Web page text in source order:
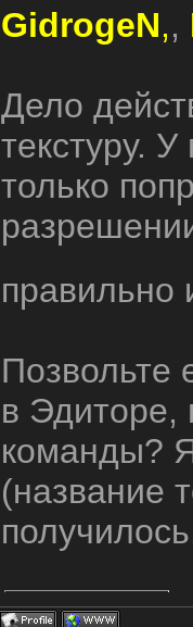
GidrogeN,,
Дело
текстуру.
только
правильно
Позвольте
в Эдиторе,
команды?
(название